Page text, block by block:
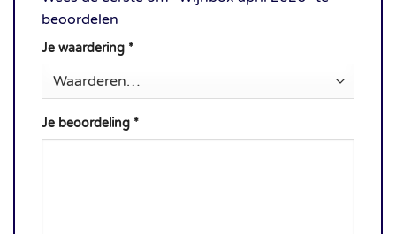
beoordelen
Je waardering *
Je beoordeling *